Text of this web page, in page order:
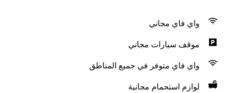
واي فاي مجاني
موقف سيارات مجاني
واي فاي متوفر في جميع المناطق
لوازم استحمام مجانية